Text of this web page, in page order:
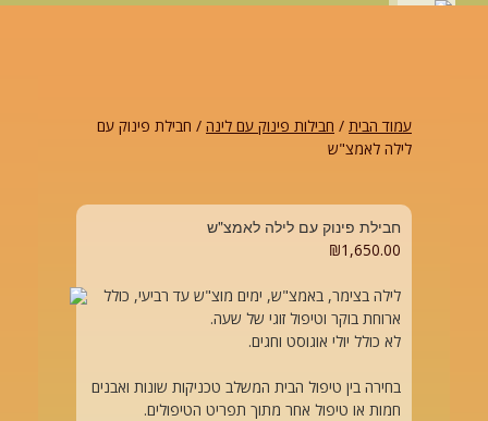
עמוד הבית/חבילות פינוק עם לינה/ חבילת פינוק עם
לילה לאמצ"ש
חבילת פינוק עם לילה לאמצ"ש
₪ 1,650.00
לילה בצימר, באמצ"ש, ימים מוצ"ש עד רביעי, כולל
ארוחת בוקר וטיפול זוגי של שעה.
לא כולל יולי אוגוסט וחגים.
בחירה בין טיפול הבית המשלב טכניקות שונות ואבנים
חמות או טיפול אחר מתוך תפריט הטיפולים.